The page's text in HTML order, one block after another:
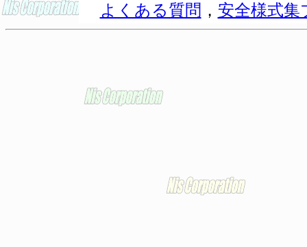
よくある質問 ， 安全様式